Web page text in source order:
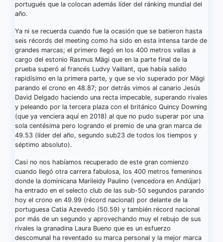
portugués que la colocan además líder del ránking mundial del
año.
Ya ni se recuerda cuando fue la ocasión que se batieron hasta
seis récords del meeting como ha sido en esta intensa tarde de
grandes marcas; el primero llegó en los 400 metros vallas a
cargo del estonio Rasmus Mägi que en la parte final de la
prueba superó al francés Ludvy Vaillant, que había salido
rapidísimo en la primera parte, y que se vio superado por Mägi
parando el crono en 48.87; por detrás vimos al canario Jesús
David Delgado haciendo una recta impecable, superando rivales
y peleando por la tercera plaza con el británico Quincy Downing
(que ya venciera aquí en 2018) al que no pudo superar por una
sola centésima pero logrando el premio de una gran marca de
49.53 (líder del año, segundo sub23 de todos los tiempos y
séptimo absoluto).
Casi no nos habíamos recuperado de este gran comienzo
cuando llegó otra carrera fabulosa, los 400 metros femeninos
donde la dominicana Marileidy Paulino (vencedora en Andújar)
ha entrado en el selecto club de las sub-50 segundos parando
hoy el crono en 49.99 (récord nacional) por delante de la
portuguesa Catia Azevedo (50.59) y también récord nacional
por más de un segundo y aprovechando muy el rebujo de sus
rivales la granadina Laura Bueno que es un esfuerzo
descomunal ha reventado su marca personal y la mejor marca